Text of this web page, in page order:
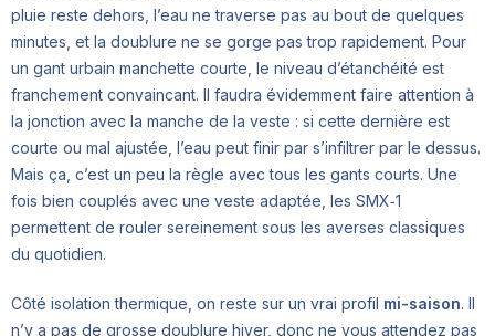
pluie reste dehors, l’eau ne traverse pas au bout de quelques
minutes, et la doublure ne se gorge pas trop rapidement. Pour
un gant urbain manchette courte, le niveau d’étanchéité est
franchement convaincant. Il faudra évidemment faire attention à
la jonction avec la manche de la veste : si cette dernière est
courte ou mal ajustée, l’eau peut finir par s’infiltrer par le dessus.
Mais ça, c’est un peu la règle avec tous les gants courts. Une
fois bien couplés avec une veste adaptée, les SMX‑1
permettent de rouler sereinement sous les averses classiques
du quotidien.
Côté isolation thermique, on reste sur un vrai profil mi-saison. Il
n’y a pas de grosse doublure hiver, donc ne vous attendez pas